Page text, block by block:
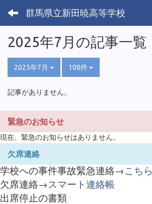
群馬県立新田暁高等学校
2025年7月の記事一覧
2025年7月 100件
記事がありません。
緊急のお知らせ
現在、緊急のお知らせはありません。
欠席連絡
学校への事件事故緊急連絡→こちら
欠席連絡→ スマート連絡帳
出席停止の書類